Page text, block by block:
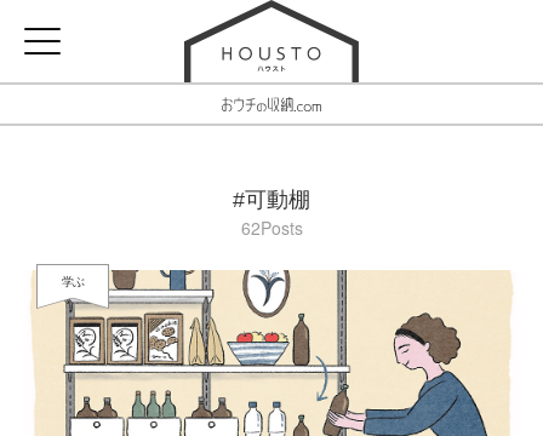
#可動棚
62Posts
学ぶ